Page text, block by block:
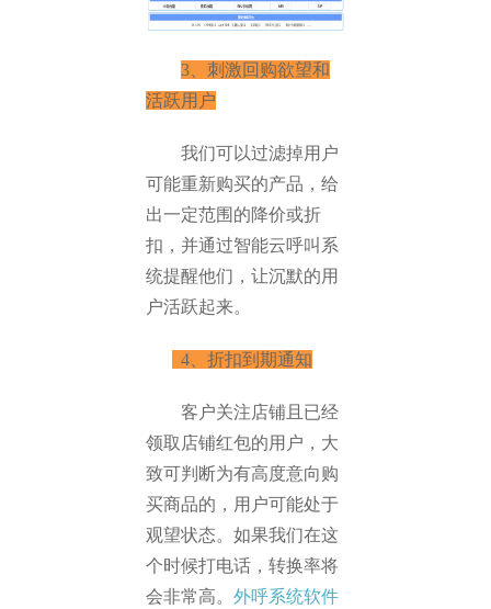
3、刺激回购欲望和
活跃用户
我们可以过滤掉用户
可能重新购买的产品，给
出一定范围的降价或折
扣，并通过智能云呼叫系
统提醒他们，让沉默的用
户活跃起来。
4、折扣到期通知
客户关注店铺且已经
领取店铺红包的用户，大
致可判断为有高度意向购
买商品的，用户可能处于
观望状态。如果我们在这
个时候打电话，转换率将
会非常高。外呼系统软件